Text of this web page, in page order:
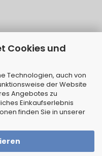
Cookies und
Technologien, auch von
der Website
Angebotes zu
Einkaufserlebnis
finden Sie in unserer